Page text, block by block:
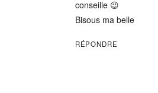
conseille 😉
Bisous ma belle
RÉPONDRE